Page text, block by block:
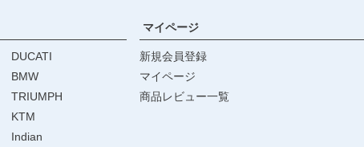
DUCATI
BMW
TRIUMPH
KTM
Indian
マイページ
新規会員登録
マイページ
商品レビュー一覧